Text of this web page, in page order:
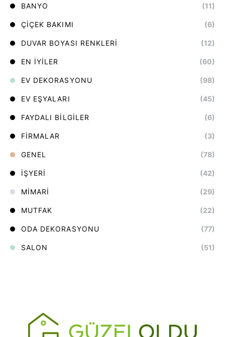
BANYO (11)
ÇIÇEK BAKIMI (6)
DUVAR BOYASI RENKLERI (12)
EN İYILER (60)
EV DEKORASYONU (98)
EV EŞYALARI (45)
FAYDALI BILGILER (6)
FIRMALAR (3)
GENEL (78)
İŞYERI (42)
MIMARI (29)
MUTFAK (22)
ODA DEKORASYONU (77)
SALON (51)